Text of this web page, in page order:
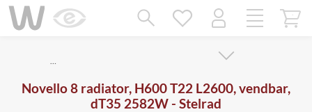
…
Novello 8 radiator, H600 T22 L2600, vendbar,
dT35 2582W - Stelrad
Mangler chatten?
Ret samtykke!